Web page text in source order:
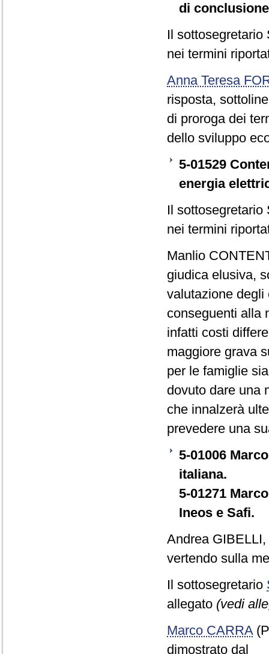
di
Il sottosegretario
nei termini
Anna Teresa
risposta,
di proroga dei
dello sviluppo
5-01529
energia
Il sottosegretario
nei termini
Manlio
giudica elusiva,
valutazione degli
conseguenti alla
infatti costi
maggiore grava
per le famiglie
dovuto dare una
che innalzerà
prevedere una
5-01006
italiana.
5-01271
Ineos e Safi.
Andrea GIBELLI,
vertendo sulla
Il sottosegretario
allegato (vedi
Marco CARRA
dimostrato dal